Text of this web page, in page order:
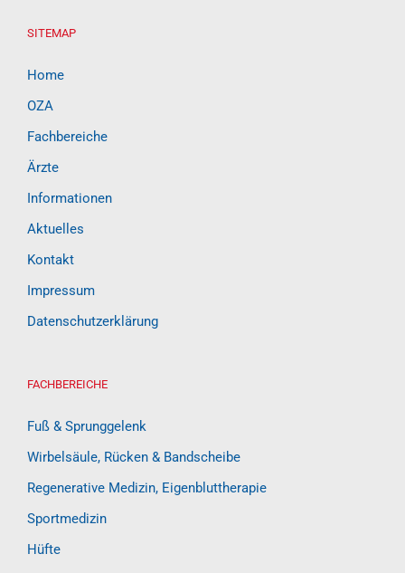
SITEMAP
Home
OZA
Fachbereiche
Ärzte
Informationen
Aktuelles
Kontakt
Impressum
Datenschutzerklärung
FACHBEREICHE
Fuß & Sprunggelenk
Wirbelsäule, Rücken & Bandscheibe
Regenerative Medizin, Eigenbluttherapie
Sportmedizin
Hüfte